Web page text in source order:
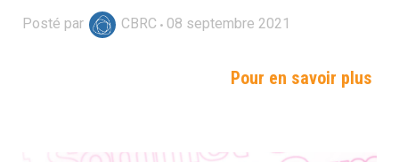
Posté par CBRC 08 septembre 2021
Pour en savoir plus